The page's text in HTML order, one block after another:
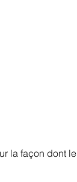
la façon dont le